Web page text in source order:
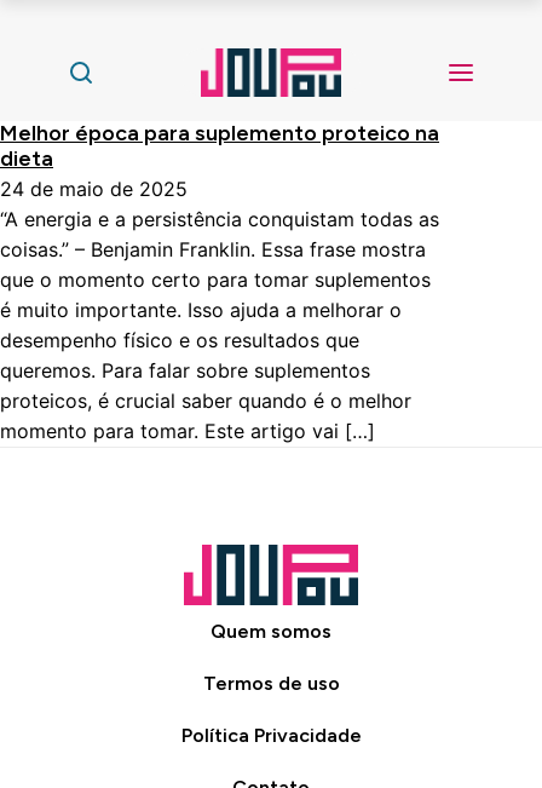
Melhor época para suplemento proteico na
dieta
24 de maio de 2025
“A energia e a persistência conquistam todas as
coisas.” – Benjamin Franklin. Essa frase mostra
que o momento certo para tomar suplementos
é muito importante. Isso ajuda a melhorar o
desempenho físico e os resultados que
queremos. Para falar sobre suplementos
proteicos, é crucial saber quando é o melhor
momento para tomar. Este artigo vai […]
Quem somos
Termos de uso
Política Privacidade